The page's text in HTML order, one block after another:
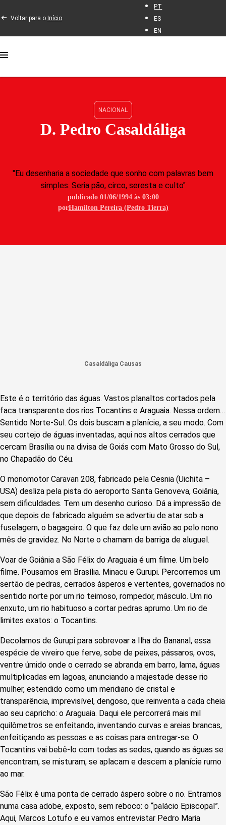
Voltar para o Início
PT
ES
EN
NACIONAL
D. Pedro Casaldáliga
"Eu desenharia a sociedade que sonho com palavras bem
simples. Seria pão, circo, seresta e culto"
publicado 01/06/1994 às 03:00
porHamilton Pereira (Pedro Tierra)
Casaldáliga Causas
Este é o território das águas. Vastos planaltos cortados pela
faca transparente dos rios Tocantins e Araguaia. Nessa ordem…
Sentido Norte-Sul. Os dois buscam a planície, a seu modo. Com
seu cortejo de águas inventadas, aqui nos altos cerrados que
cercam Brasília ou na divisa de Goiás com Mato Grosso do Sul,
no Chapadão do Céu.
O monomotor Caravan 208, fabricado pela Cesnia (Uichita –
USA) desliza pela pista do aeroporto Santa Genoveva, Goiânia,
sem dificuldades. Tem um desenho curioso. Dá a impressão de
que depois de fabricado alguém se advertiu de atar sob a
fuselagem, o bagageiro. O que faz dele um avião ao pelo nono
mês de gravidez. No Norte o chamam de barriga de aluguel.
Voar de Goiânia a São Félix do Araguaia é um filme. Um belo
filme. Pousamos em Brasília. Minacu e Gurupi. Percorremos um
sertão de pedras, cerrados ásperos e vertentes, governados no
sentido norte por um rio teimoso, rompedor, másculo. Um rio
enxuto, um rio habituoso a cortar pedras aprumo. Um rio de
limites exatos: o Tocantins.
Decolamos de Gurupi para sobrevoar a Ilha do Bananal, essa
espécie de viveiro que ferve, sobe de peixes, pássaros, ovos,
ventre úmido onde o cerrado se abranda em barro, lama, águas
multiplicadas em lagoas, anunciando a majestade desse rio
mulher, estendido como um meridiano de cristal e
transparência, imprevisível, dengoso, que reinventa a cada cheia
ao seu capricho: o Araguaia. Daqui ele percorrerá mais mil
quilômetros se enfeitando, inventando curvas e areias brancas,
enfeitiçando as pessoas e as coisas para entregar-se. O
Tocantins vai bebê-lo com todas as sedes, quando as águas se
encontram, se misturam, se aplacam e descem a planície rumo
ao mar.
São Félix é uma ponta de cerrado áspero sobre o rio. Entramos
numa casa adobe, exposto, sem reboco: o “palácio Episcopal”.
Aqui, Marcos Lotufo e eu vamos entrevistar Pedro Maria